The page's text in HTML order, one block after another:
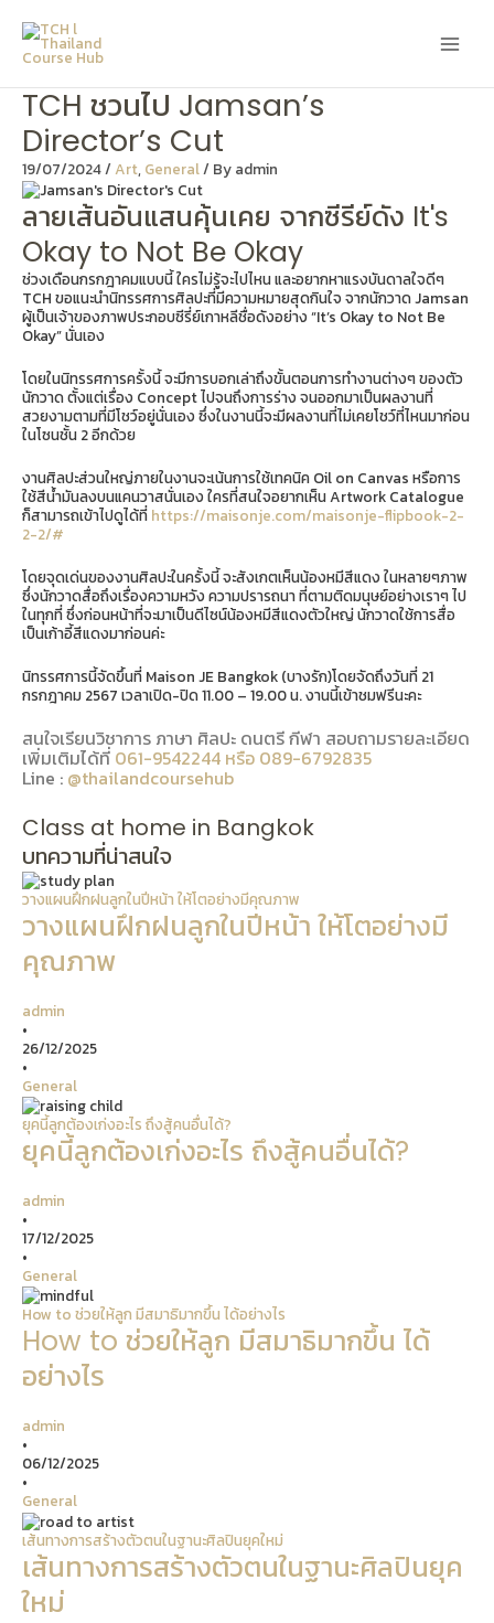
content
TCH ชวนไป Jamsan’s
Director’s Cut
19/07/2024/Art, General/ By admin
ลายเส้นอันแสนคุ้นเคย จากซีรีย์ดัง It's
Okay to Not Be Okay
ช่วงเดือนกรกฎาคมแบบนี้ ใครไม่รู้จะไปไหน และอยากหาแรงบันดาลใจดีๆ
TCH ขอแนะนำนิทรรศการศิลปะที่มีความหมายสุดกินใจ จากนักวาด Jamsan
ผู้เป็นเจ้าของภาพประกอบซีรี่ย์เกาหลีชื่อดังอย่าง “It’s Okay to Not Be
Okay” นั่นเอง
โดยในนิทรรศการครั้งนี้ จะมีการบอกเล่าถึงขั้นตอนการทำงานต่างๆ ของตัว
นักวาด ตั้งแต่เรื่อง Concept ไปจนถึงการร่าง จนออกมาเป็นผลงานที่
สวยงามตามที่มีโชว์อยู่นั่นเอง ซึ่งในงานนี้จะมีผลงานที่ไม่เคยโชว์ที่ไหนมาก่อน
ในโซนชั้น 2 อีกด้วย
งานศิลปะส่วนใหญ่ภายในงานจะเน้นการใช้เทคนิค Oil on Canvas หรือการ
ใช้สีน้ำมันลงบนแคนวาสนั่นเอง ใครที่สนใจอยากเห็น Artwork Catalogue
ก็สามารถเข้าไปดูได้ที่ https://maisonje.com/maisonje-flipbook-2-
2-2/#
โดยจุดเด่นของงานศิลปะในครั้งนี้ จะสังเกตเห็นน้องหมีสีแดง ในหลายๆภาพ
ซึ่งนักวาดสื่อถึงเรื่องความหวัง ความปรารถนา ที่ตามติดมนุษย์อย่างเราๆ ไป
ในทุกที่ ซึ่งก่อนหน้าที่จะมาเป็นดีไซน์น้องหมีสีแดงตัวใหญ่ นักวาดใช้การสื่อ
เป็นเก้าอี้สีแดงมาก่อนค่ะ
นิทรรศการนี้จัดขึ้นที่ Maison JE Bangkok (บางรัก)โดยจัดถึงวันที่ 21
กรกฎาคม 2567 เวลาเปิด-ปิด 11.00 – 19.00 น. งานนี้เข้าชมฟรีนะคะ
สนใจเรียนวิชาการ ภาษา ศิลปะ ดนตรี กีฬา สอบถามรายละเอียด
เพิ่มเติมได้ที่ 061-9542244 หรือ 089-6792835
Line : @thailandcoursehub
Class at home in Bangkok
บทความที่น่าสนใจ
วางแผนฝึกฝนลูกในปีหน้า ให้โตอย่างมีคุณภาพ
วางแผนฝึกฝนลูกในปีหน้า ให้โตอย่างมี
คุณภาพ
admin
•
26/12/2025
•
General
ยุคนี้ลูกต้องเก่งอะไร ถึงสู้คนอื่นได้?
ยุคนี้ลูกต้องเก่งอะไร ถึงสู้คนอื่นได้?
admin
•
17/12/2025
•
General
How to ช่วยให้ลูก มีสมาธิมากขึ้น ได้อย่างไร
How to ช่วยให้ลูก มีสมาธิมากขึ้น ได้
อย่างไร
admin
•
06/12/2025
•
General
เส้นทางการสร้างตัวตนในฐานะศิลปินยุคใหม่
เส้นทางการสร้างตัวตนในฐานะศิลปินยุค
ใหม่